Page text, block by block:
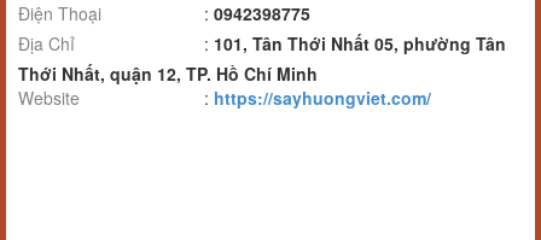
Điện Thoại
: 0942398775
Địa Chỉ
: 101, Tân Thới Nhất 05, phường Tân
Thới Nhất, quận 12, TP. Hồ Chí Minh
Website
: https://sayhuongviet.com/